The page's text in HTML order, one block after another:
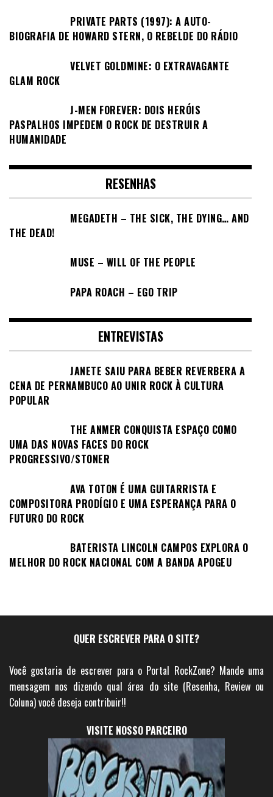
PRIVATE PARTS (1997): A AUTO-
BIOGRAFIA DE HOWARD STERN, O REBELDE DO RÁDIO
VELVET GOLDMINE: O EXTRAVAGANTE
GLAM ROCK
J-MEN FOREVER: DOIS HERÓIS
PASPALHOS IMPEDEM O ROCK DE DESTRUIR A
HUMANIDADE
RESENHAS
MEGADETH – THE SICK, THE DYING… AND
THE DEAD!
MUSE – WILL OF THE PEOPLE
PAPA ROACH – EGO TRIP
ENTREVISTAS
JANETE SAIU PARA BEBER REVERBERA A
CENA DE PERNAMBUCO AO UNIR ROCK À CULTURA
POPULAR
THE ANMER CONQUISTA ESPAÇO COMO
UMA DAS NOVAS FACES DO ROCK
PROGRESSIVO/STONER
AVA TOTON É UMA GUITARRISTA E
COMPOSITORA PRODÍGIO E UMA ESPERANÇA PARA O
FUTURO DO ROCK
BATERISTA LINCOLN CAMPOS EXPLORA O
MELHOR DO ROCK NACIONAL COM A BANDA APOGEU
QUER ESCREVER PARA O SITE?
Você gostaria de escrever para o Portal RockZone? Mande uma
mensagem nos dizendo qual área do site (Resenha, Review ou
Coluna) você deseja contribuir!!
VISITE NOSSO PARCEIRO